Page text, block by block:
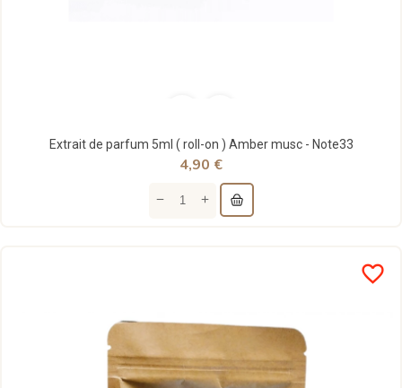
Extrait de parfum 5ml ( roll-on ) Amber musc - Note33
4,90 €
favorite_border